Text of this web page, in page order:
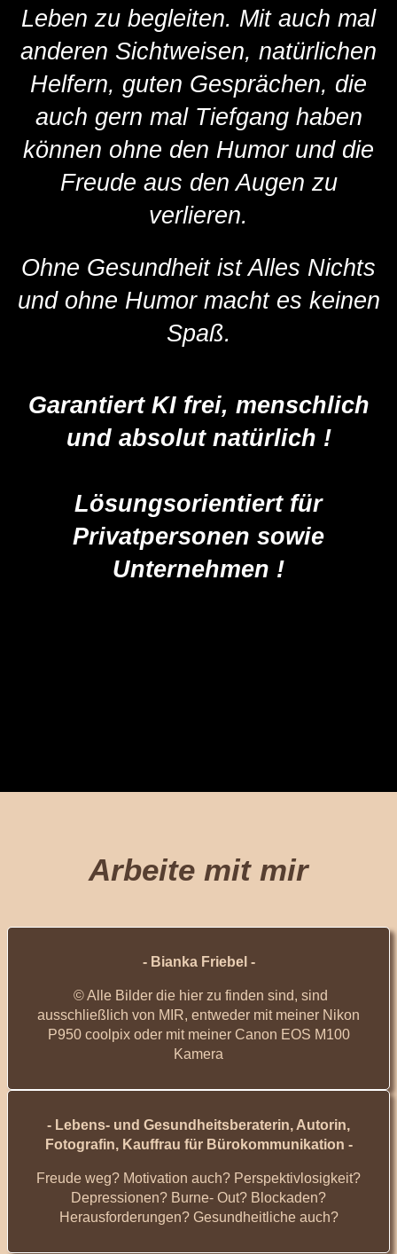
Leben zu begleiten. Mit auch mal
anderen Sichtweisen, natürlichen
Helfern, guten Gesprächen, die
auch gern mal Tiefgang haben
können ohne den Humor und die
Freude aus den Augen zu
verlieren.
Ohne Gesundheit ist Alles Nichts
und ohne Humor macht es keinen
Spaß.
Garantiert KI frei, menschlich
und absolut natürlich !
Lösungsorientiert für
Privatpersonen sowie
Unternehmen !
Arbeite mit mir
- Bianka Friebel -
© Alle Bilder die hier zu finden sind, sind
ausschließlich von MIR, entweder mit meiner Nikon
P950 coolpix oder mit meiner Canon EOS M100
Kamera
- Lebens- und Gesundheitsberaterin, Autorin,
Fotografin, Kauffrau für Bürokommunikation -
Freude weg? Motivation auch? Perspektivlosigkeit?
Depressionen? Burne- Out? Blockaden?
Herausforderungen? Gesundheitliche auch?